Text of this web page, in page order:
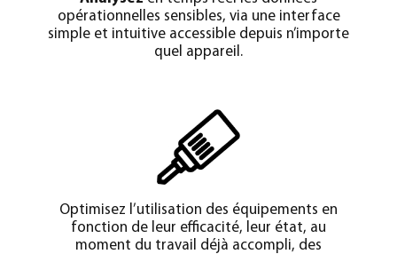
opérationnelles sensibles, via une interface
simple et intuitive accessible depuis n’importe
quel appareil.
Optimisez l’utilisation des équipements en
fonction de leur efficacité, leur état, au
moment du travail déjà accompli, des